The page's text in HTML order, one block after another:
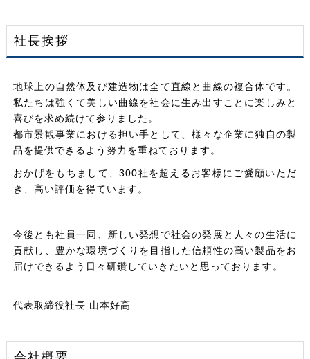
社長挨拶
地球上の自然体及び建造物は全て直線と曲線の複合体です。
私たちは強くて美しい曲線を社会に生み出すことに楽しみと
喜びを求め続けて参りました。
都市景観事業における担い手として、様々な企業に独自の製
品を提供できるよう努力を重ねております。
おかげをもちまして、300社を超えるお客様にご愛顧いただ
き、高い評価を得ています。
今後とも社員一同、新しい発想で社会の発展と人々の生活に
貢献し、豊かな環境づくりを目指した信頼性の高い製品をお
届けできるよう日々研鑽していきたいと思っております。
代表取締役社長 山本好高